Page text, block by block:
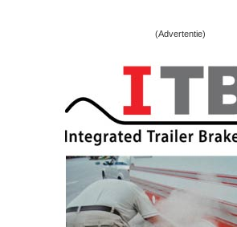
(Advertentie)